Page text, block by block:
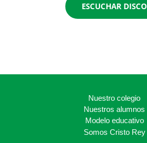
ESCUCHAR DISCO
Nuestro colegio
Nuestros alumnos
Modelo educativo
Somos Cristo Rey